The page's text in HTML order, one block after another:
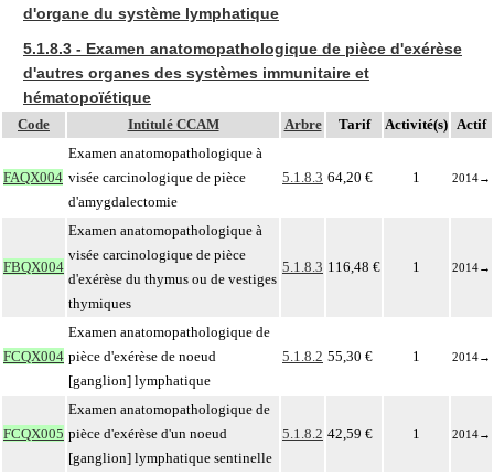
d'organe du système lymphatique
5.1.8.3 - Examen anatomopathologique de pièce d'exérèse
d'autres organes des systèmes immunitaire et
hématopoïétique
Code Intitulé CCAM Arbre Tarif Activité(s) Actif
FAQX004
Examen anatomopathologique à
visée carcinologique de pièce
d'amygdalectomie
5.1.8.3 64,20 € 1 2014→
FBQX004
Examen anatomopathologique à
visée carcinologique de pièce
d'exérèse du thymus ou de vestiges
thymiques
5.1.8.3 116,48 € 1 2014→
FCQX004
Examen anatomopathologique de
pièce d'exérèse de noeud
[ganglion] lymphatique
5.1.8.2 55,30 € 1 2014→
FCQX005
Examen anatomopathologique de
pièce d'exérèse d'un noeud
[ganglion] lymphatique sentinelle
5.1.8.2 42,59 € 1 2014→